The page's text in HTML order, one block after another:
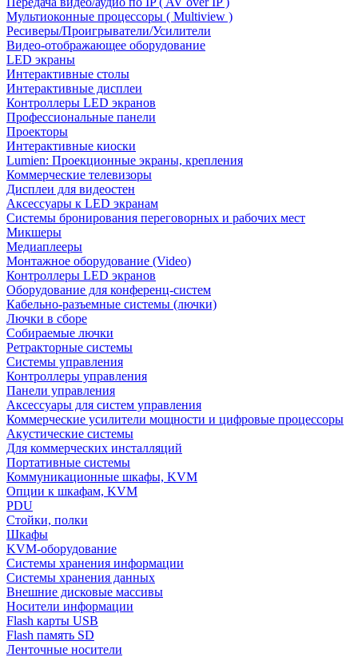
Мультиоконные процессоры ( Multiview )
Ресиверы/Проигрыватели/Усилители
Видео-отображающее оборудование
LED экраны
Интерактивные столы
Интерактивные дисплеи
Контроллеры LED экранов
Профессиональные панели
Проекторы
Интерактивные киоски
Lumien: Проекционные экраны, крепления
Коммерческие телевизоры
Дисплеи для видеостен
Аксессуары к LED экранам
Системы бронирования переговорных и рабочих мест
Микшеры
Медиаплееры
Монтажное оборудование (Video)
Контроллеры LED экранов
Оборудование для конференц-систем
Кабельно-разъемные системы (лючки)
Лючки в сборе
Собираемые лючки
Ретракторные системы
Системы управления
Контроллеры управления
Панели управления
Аксессуары для систем управления
Коммерческие усилители мощности и цифровые процессоры
Акустические системы
Для коммерческих инсталляций
Портативные системы
Коммуникационные шкафы, KVM
Опции к шкафам, KVM
PDU
Стойки, полки
Шкафы
KVM-оборудование
Системы хранения информации
Системы хранения данных
Внешние дисковые массивы
Носители информации
Flash карты USB
Flash память SD
Ленточные носители